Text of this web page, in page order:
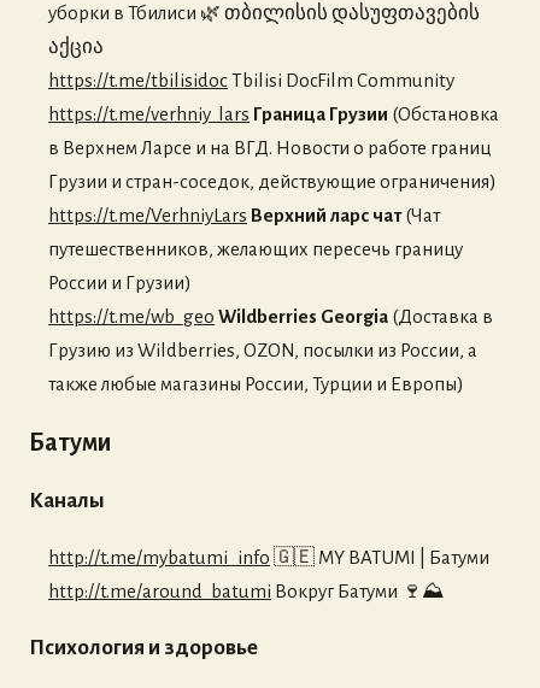
уборки в Тбилиси 🌿 თბილისის დასუფთავების
აქცია
https://t.me/tbilisidocTbilisi DocFilm Community
https://t.me/verhniy_lars Граница Грузии (Обстановка
в Верхнем Ларсе и на ВГД. Новости о работе границ
Грузии и стран-соседок, действующие ограничения)
https://t.me/VerhniyLars Верхний ларс чат(Чат
путешественников, желающих пересечь границу
России и Грузии)
https://t.me/wb_geo Wildberries Georgia (Доставка в
Грузию из Wildberries, OZON, посылки из России, а
также любые магазины России, Турции и Европы)
Батуми
Каналы
http://t.me/mybatumi_info 🇬🇪 MY BATUMI | Батуми
http://t.me/around_batumi Вокруг Батуми 🍷⛰
Психология и здоровье